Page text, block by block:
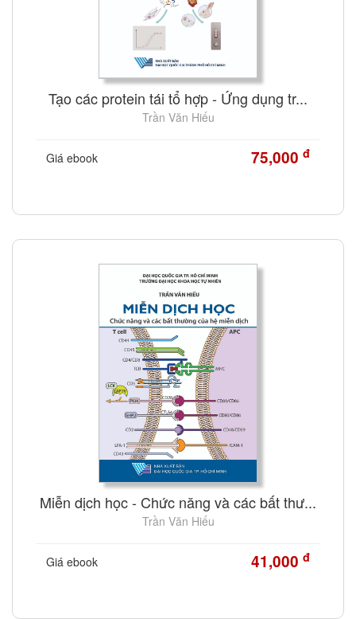
Tạo các protein tái tổ hợp - Ứng dụng tr...
Trần Văn Hiếu
Giá ebook 75,000 đ
Miễn dịch học - Chức năng và các bất thư...
Trần Văn Hiếu
Giá ebook 41,000 đ